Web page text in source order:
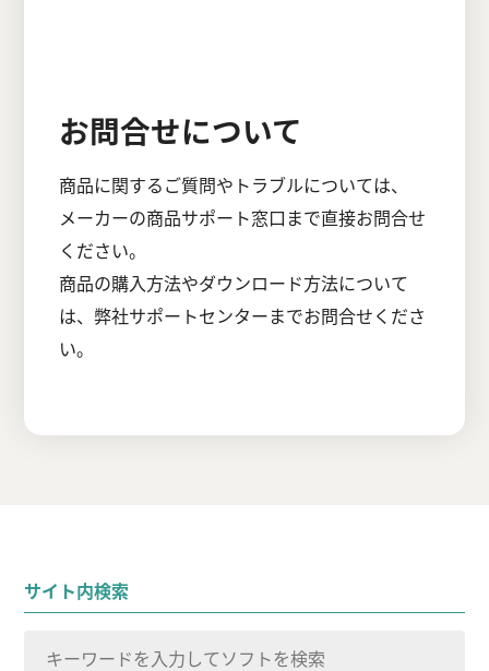
お問合せについて
商品に関するご質問やトラブルについては、
メーカーの商品サポート窓口まで直接お問合せ
ください。
商品の購入方法やダウンロード方法について
は、弊社サポートセンターまでお問合せくださ
い。
サイト内検索